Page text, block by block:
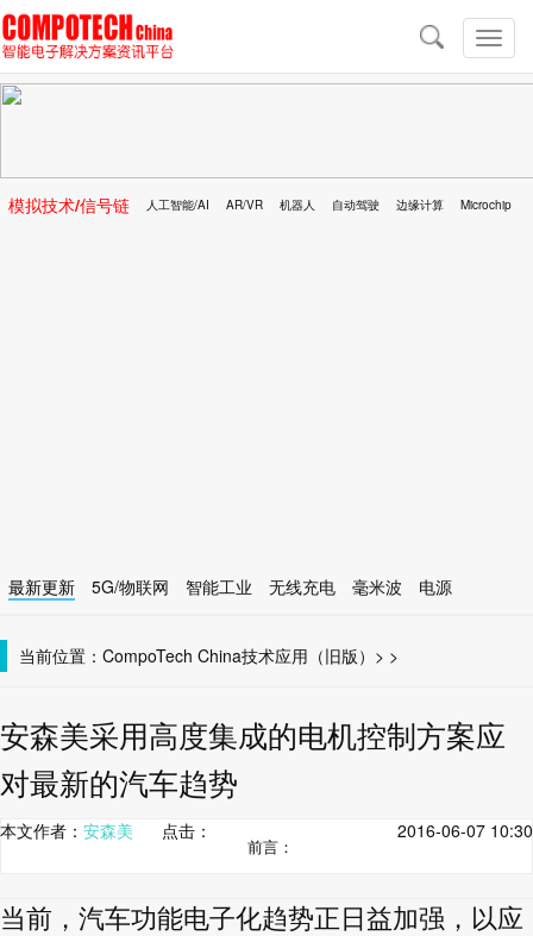
切
换
导
导
航
模拟技术/信号链 人工智能/AI AR/VR 机器人 自动驾驶 边缘计算 Microchip
最新更新 5G/物联网 智能工业 无线充电 毫米波
电源
当前位置： CompoTech China >
技术应用（旧版） >
安森美采用高度集成的电机控制方案应
对最新的汽车趋势
本文作者： 安森美 点击： 2016-06-07 10:30
前言：
当前，汽车功能电子化趋势正日益加强，以应